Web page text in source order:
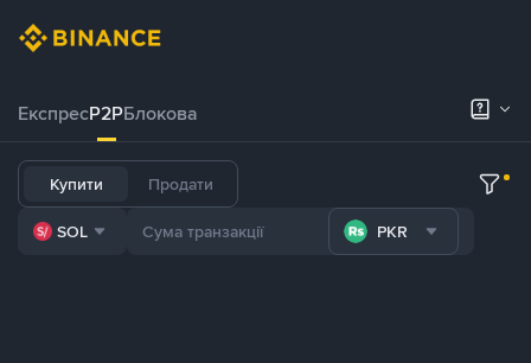
ЕкспресP2PБлокова
Купити Продати
SOL PKR